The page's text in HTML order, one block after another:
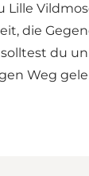
die
du
Weg